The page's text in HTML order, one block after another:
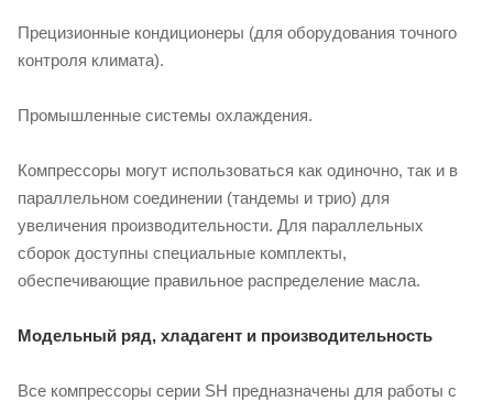
Прецизионные кондиционеры (для оборудования точного
контроля климата).
Промышленные системы охлаждения.
Компрессоры могут использоваться как одиночно, так и в
параллельном соединении (тандемы и трио) для
увеличения производительности. Для параллельных
сборок доступны специальные комплекты,
обеспечивающие правильное распределение масла.
Модельный ряд, хладагент и производительность
Все компрессоры серии SH предназначены для работы с